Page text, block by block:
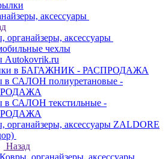
аксессуары
органайзеры, аксессуары
чехлы
Autokovrik.ru
в БАГАЖНИК - РАСПРОДАЖА
в САЛОН полиуретановые -
в САЛОН текстильные -
органайзеры, аксессуары ZALDORE
Назад
Ковры, органайзеры, аксессуары